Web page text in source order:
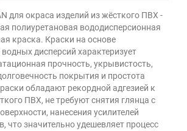
для окраса изделий из жёсткого ПВХ -
полиуретановая вододисперсионная
краска. Краски на основе
дисперсий характеризует
прочность, укрывистость,
покрытия и простота
обладают рекордной адгезией к
ПВХ, не требуют снятия глянца с
нанесения усилителей
что значительно удешевляет процесс